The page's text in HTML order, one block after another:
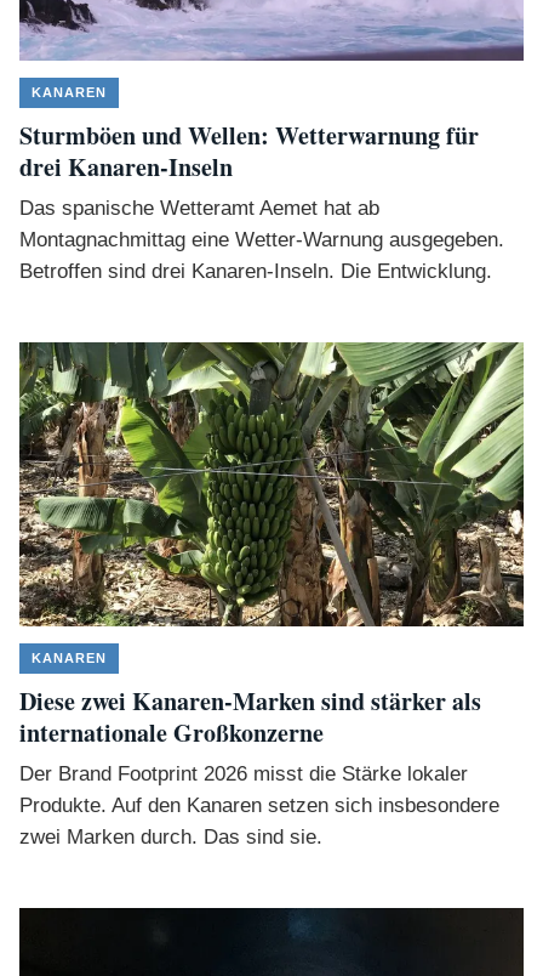
KANAREN
Sturmböen und Wellen: Wetterwarnung für
drei Kanaren-Inseln
Das spanische Wetteramt Aemet hat ab
Montagnachmittag eine Wetter-Warnung ausgegeben.
Betroffen sind drei Kanaren-Inseln. Die Entwicklung.
KANAREN
Diese zwei Kanaren-Marken sind stärker als
internationale Großkonzerne
Der Brand Footprint 2026 misst die Stärke lokaler
Produkte. Auf den Kanaren setzen sich insbesondere
zwei Marken durch. Das sind sie.